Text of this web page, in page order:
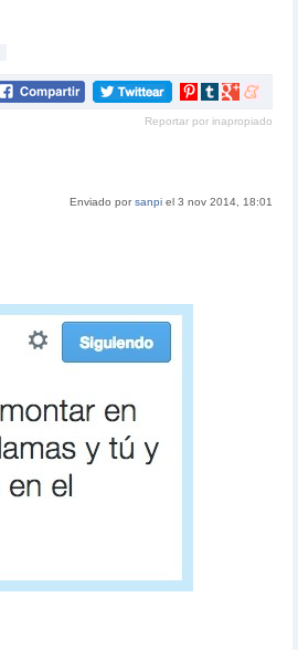
Compartir
Pinterest
Compartir
tumblr
Compartir
Google+
Compartir
meneame
Reportar por inapropiado
Enviado porsanpi el 3 nov 2014, 18:01